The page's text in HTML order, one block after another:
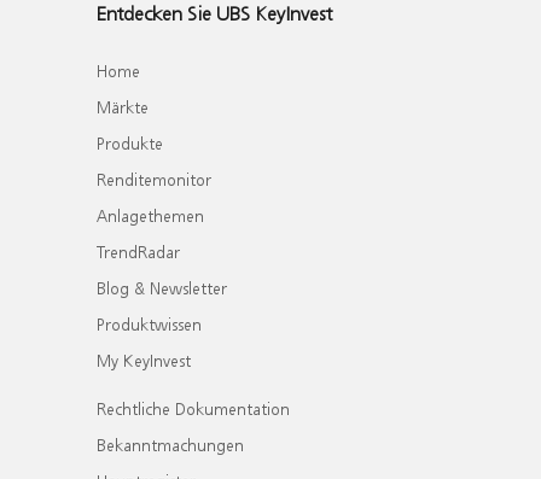
Entdecken Sie UBS KeyInvest
Home
Märkte
Produkte
Renditemonitor
Anlagethemen
TrendRadar
Blog & Newsletter
Produktwissen
My KeyInvest
Rechtliche Dokumentation
Bekanntmachungen